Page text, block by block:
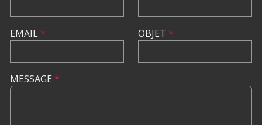
EMAIL* OBJET *
MESSAGE *